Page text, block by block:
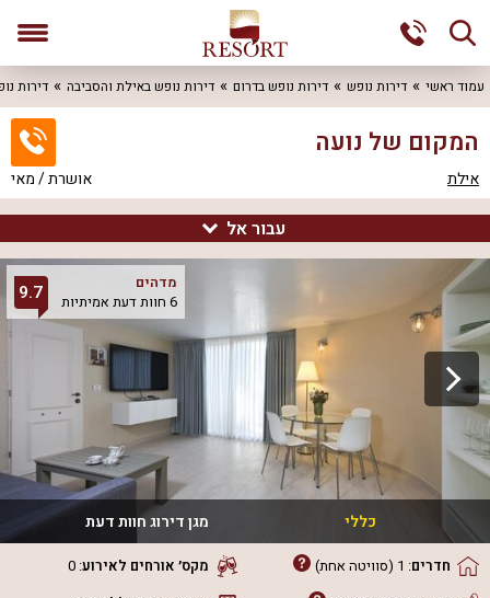
עמוד ראשי דירות נופש דירות נופש בדרום דירות נופש באילת והסביבה דירות
המקום של נועה
אילת אושרת / מאי
עבור אל
המקום של נועה
מדהים
6 חוות דעת אמיתיות
9.7
כללי מגן דירוג חוות דעת
חדרים:
1 (סוויטה אחת) מקס׳ אורחים לאירוע:
0